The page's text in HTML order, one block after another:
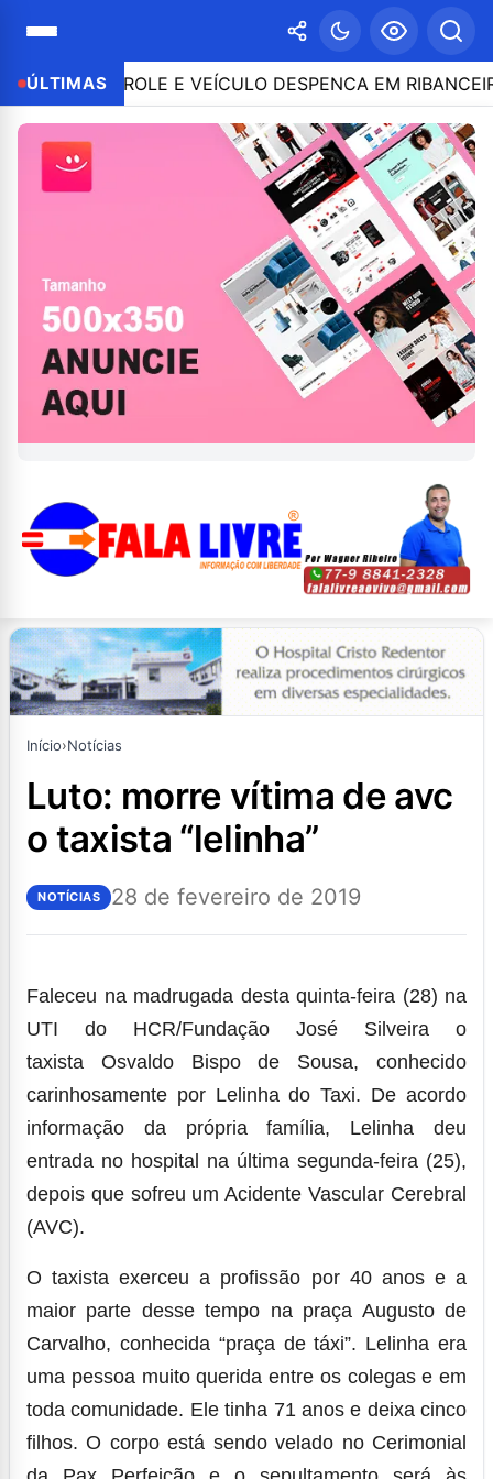
ÚLTIMASE VEÍCULO DESPENCA EM RIBANCEIRA COM
Início›Notícias
luto: morre vítima de avc
o taxista “lelinha”
NOTÍCIAS 28 de fevereiro de 2019
Faleceu na madrugada desta quinta-feira (28) na
UTI do HCR/Fundação José Silveira o
taxista Osvaldo Bispo de Sousa, conhecido
carinhosamente por Lelinha do Taxi. De acordo
informação da própria família, Lelinha deu
entrada no hospital na última segunda-feira (25),
depois que sofreu um Acidente Vascular Cerebral
(AVC).
O taxista exerceu a profissão por 40 anos e a
maior parte desse tempo na praça Augusto de
Carvalho, conhecida “praça de táxi”. Lelinha era
uma pessoa muito querida entre os colegas e em
toda comunidade. Ele tinha 71 anos e deixa cinco
filhos. O corpo está sendo velado no Cerimonial